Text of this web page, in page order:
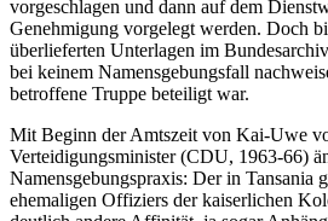
vorgeschlagen und dann auf dem
Genehmigung vorgelegt werden. Doch
überlieferten Unterlagen im
bei keinem Namensgebungsfall
betroffene Truppe beteiligt war.
Mit Beginn der Amtszeit von Kai-Uwe
Verteidigungsminister (CDU, 1963-66)
Namensgebungspraxis: Der in Tansania
ehemaligen Offiziers der kaiserlichen